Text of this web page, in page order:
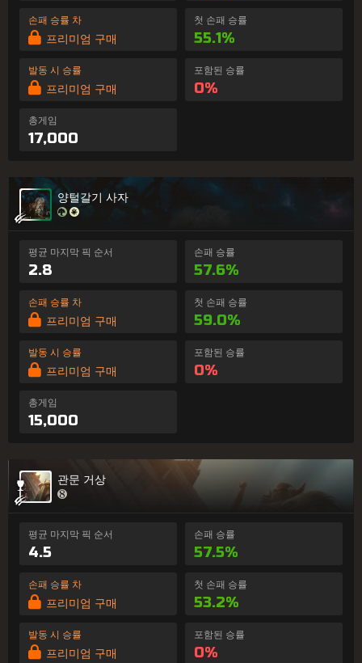
손패 승률 차
프리미엄 구매
첫 손패 승률
55.1%
발동 시 승률
프리미엄 구매
포함된 승률
0%
총게임
17,000
양털갈기 사자
평균 마지막 픽 순서
2.8
손패 승률
57.6%
손패 승률 차
프리미엄 구매
첫 손패 승률
59.0%
발동 시 승률
프리미엄 구매
포함된 승률
0%
총게임
15,000
관문 거상
평균 마지막 픽 순서
4.5
손패 승률
57.5%
손패 승률 차
프리미엄 구매
첫 손패 승률
53.2%
발동 시 승률
프리미엄 구매
포함된 승률
0%